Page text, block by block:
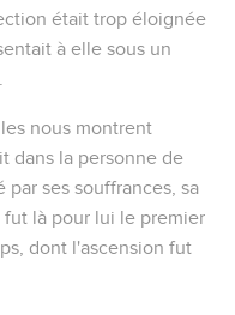
était trop éloignée
à elle sous un
nous montrent
dans la personne de
par ses souffrances, sa
fut là pour lui le premier
dont l'ascension fut